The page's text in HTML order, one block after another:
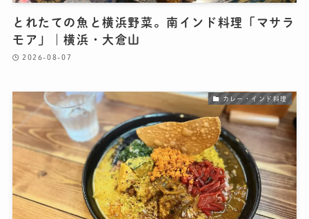
とれたての魚と横浜野菜。南インド料理「マサラ
モア」｜横浜・大倉山
2026-08-07
カレー・インド料理